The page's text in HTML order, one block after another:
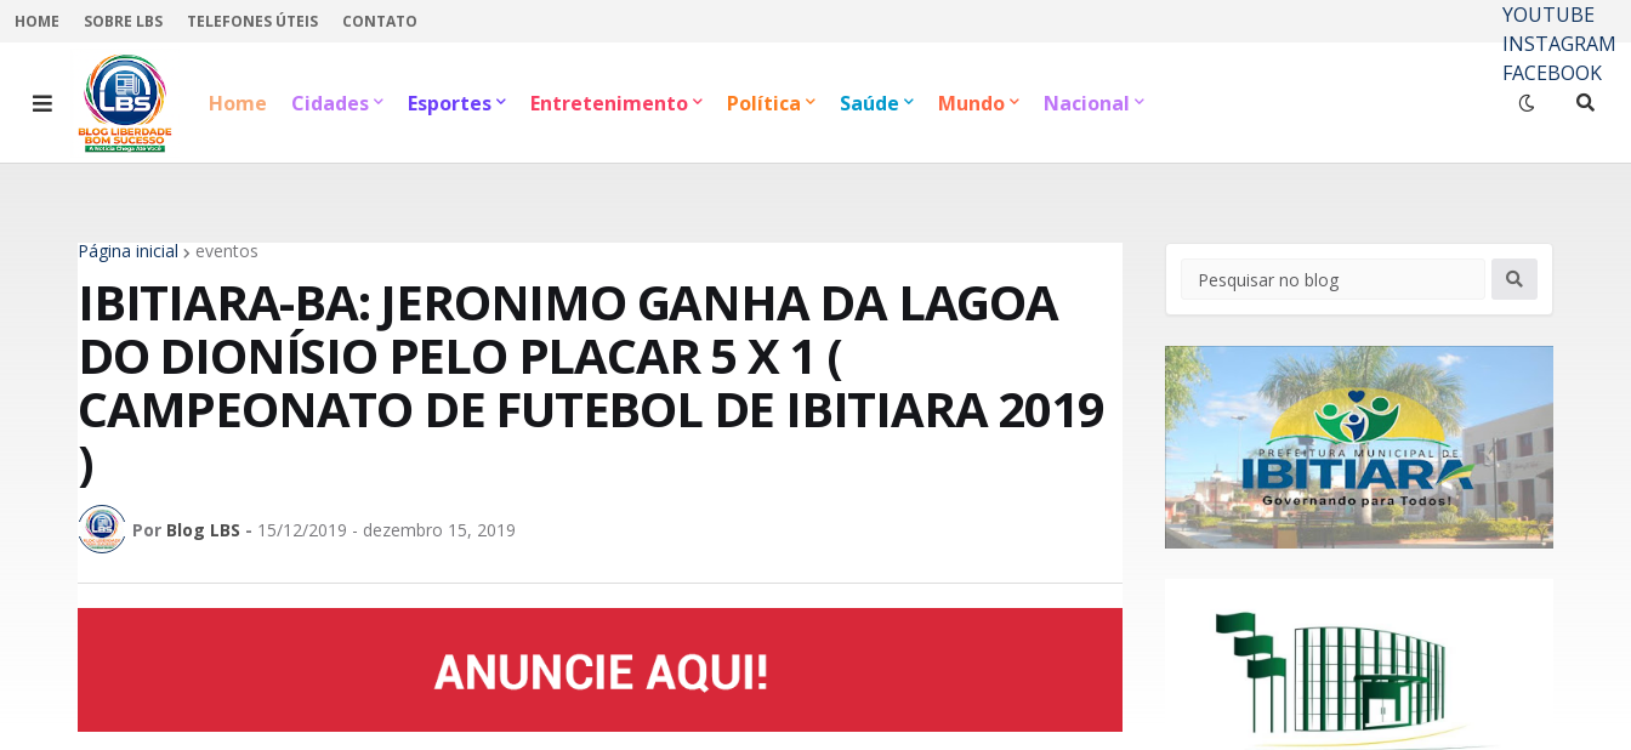
HOME SOBRE LBS TELEFONES ÚTEIS CONTATO
YOUTUBE
INSTAGRAM
FACEBOOK
Home
Cidades Esportes Entretenimento Política Saúde Mundo Nacional
Página inicial eventos
IBITIARA-BA: JERONIMO GANHA DA LAGOA
DO DIONÍSIO PELO PLACAR 5 X 1 (
CAMPEONATO DE FUTEBOL DE IBITIARA 2019
)
Por Blog LBS - 15/12/2019 - dezembro 15, 2019